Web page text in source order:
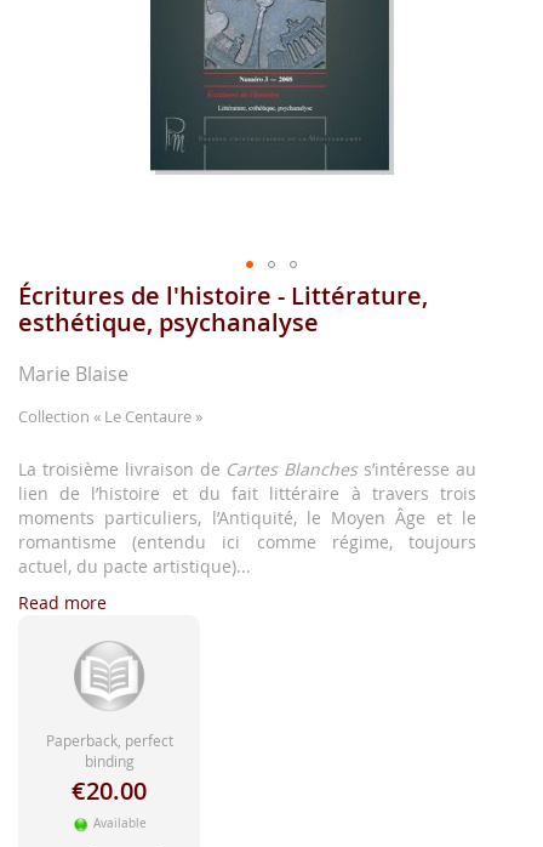
Skip
to
beginning
the
gallery
Écritures de l'histoire - Littérature,
esthétique, psychanalyse
Marie Blaise
Collection « Le Centaure »
La troisième livraison de Cartes Blanches s’intéresse au
lien de l’histoire et du fait littéraire à travers trois
moments particuliers, l’Antiquité, le Moyen Âge et le
romantisme (entendu ici comme régime, toujours
actuel, du pacte artistique)...
Read more
Paperback, perfect
binding
€20.00
Available